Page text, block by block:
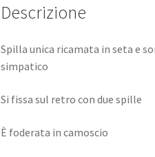
Descrizione
Spilla unica ricamata in seta e
simpatico
Si fissa sul retro con due spille
È foderata in camoscio